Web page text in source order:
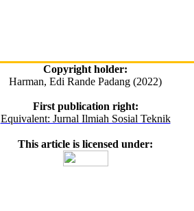
Copyright holder:
Harman, Edi Rande Padang (2022)
First publication right:
Equivalent: Jurnal Ilmiah Sosial Teknik
This article is licensed under: